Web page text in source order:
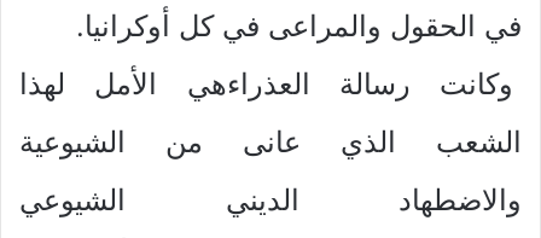
في الحقول والمراعى في كل أوكرانيا.
وكانت رسالة العذراءهي الأمل لهذا
الشعب الذي عانى من الشيوعية
والاضطهاد الديني الشيوعي